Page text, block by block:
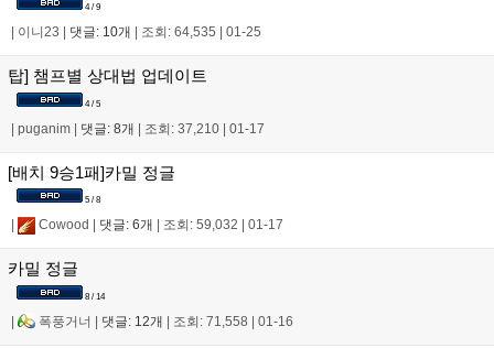
4 / 9
이니23 댓글: 10개 조회: 64,535 01-25
탑] 챔프별 상대법 업데이트
4 / 5
| puganim | 댓글: 8개 | 조회: 37,210 | 01-17
[배치 9승1패]카밀 정글
5 / 8
Cowood 댓글: 6개 조회: 59,032 01-17
카밀 정글
8 / 14
| 폭풍거너 | 댓글: 12개 | 조회: 71,558 | 01-16